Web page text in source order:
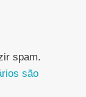
spam.
são